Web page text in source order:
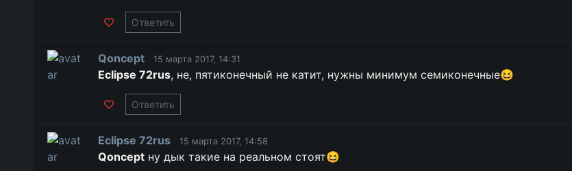
Ответить
Qoncept 15 марта 2017, 14:31
Eclipse 72rus, не, пятиконечный не катит, нужны минимум семиконечные😆
Ответить
Eclipse 72rus 15 марта 2017, 14:58
Qonceptну дык такие на реальном стоят😆